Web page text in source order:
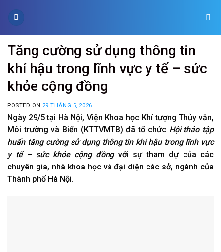
Tăng cường sử dụng thông tin
khí hậu trong lĩnh vực y tế – sức
khỏe cộng đồng
POSTED ON 29 THÁNG 5, 2026
Ngày 29/5 tại Hà Nội, Viện Khoa học Khí tượng Thủy văn,
Môi trường và Biển (KTTVMTB) đã tổ chức Hội thảo tập
huấn tăng cường sử dụng thông tin khí hậu trong lĩnh vực
y tế – sức khỏe cộng đồngvới sự tham dự của các
chuyên gia, nhà khoa học và đại diện các sở, ngành của
Thành phố Hà Nội.